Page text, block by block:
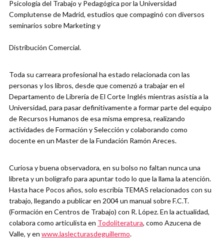
Psicología del Trabajo y Pedagógica por la Universidad
Complutense de Madrid, estudios que compaginó con diversos
seminarios sobre Marketing y
Distribución Comercial.
Toda su carreara profesional ha estado relacionada con las
personas y los libros, desde que comenzó a trabajar en el
Departamento de Librería de El Corte Inglés mientras asistía a la
Universidad, para pasar definitivamente a formar parte del equipo
de Recursos Humanos de esa misma empresa, realizando
actividades de Formación y Selección y colaborando como
docente en un Master de la Fundación Ramón Areces.
Curiosa y buena observadora, en su bolso no faltan nunca una
libreta y un bolígrafo para apuntar todo lo que la llama la atención.
Hasta hace Pocos años, solo escribía TEMAS relacionados con su
trabajo, llegando a publicar en 2004 un manual sobre F.C.T.
(Formación en Centros de Trabajo) con R. López. En la actualidad,
colabora como articulista en Todoliteratura, como Azucena de
Valle, y en www.laslecturasdeguillermo.